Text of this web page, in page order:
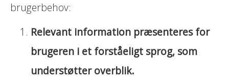
brugerbehov:
Relevant information præsenteres for
brugeren i et forståeligt sprog, som
understøtter overblik.